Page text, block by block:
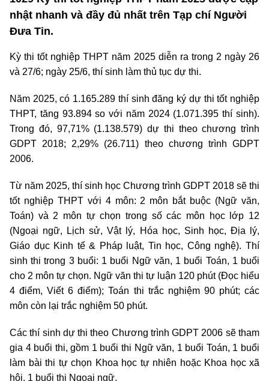
nhật nhanh và đầy đủ nhất trên Tạp chí Người
Đưa Tin.
Kỳ thi tốt nghiệp THPT năm 2025 diễn ra trong 2 ngày 26
và 27/6; ngày 25/6, thí sinh làm thủ tục dự thi.
Năm 2025, có 1.165.289 thí sinh đăng ký dự thi tốt nghiệp
THPT, tăng 93.894 so với năm 2024 (1.071.395 thí sinh).
Trong đó, 97,71% (1.138.579) dự thi theo chương trình
GDPT 2018; 2,29% (26.711) theo chương trình GDPT
2006.
Từ năm 2025, thí sinh học Chương trình GDPT 2018 sẽ thi
tốt nghiệp THPT với 4 môn: 2 môn bắt buộc (Ngữ văn,
Toán) và 2 môn tự chọn trong số các môn học lớp 12
(Ngoại ngữ, Lịch sử, Vật lý, Hóa học, Sinh học, Địa lý,
Giáo dục Kinh tế & Pháp luật, Tin học, Công nghệ). Thí
sinh thi trong 3 buổi: 1 buổi Ngữ văn, 1 buổi Toán, 1 buổi
cho 2 môn tự chọn. Ngữ văn thi tự luận 120 phút (Đọc hiểu
4 điểm, Viết 6 điểm); Toán thi trắc nghiệm 90 phút; các
môn còn lại trắc nghiệm 50 phút.
Các thí sinh dự thi theo Chương trình GDPT 2006 sẽ tham
gia 4 buổi thi, gồm 1 buổi thi Ngữ văn, 1 buổi Toán, 1 buổi
làm bài thi tự chọn Khoa học tự nhiên hoặc Khoa học xã
hội, 1 buổi thi Ngoại ngữ.